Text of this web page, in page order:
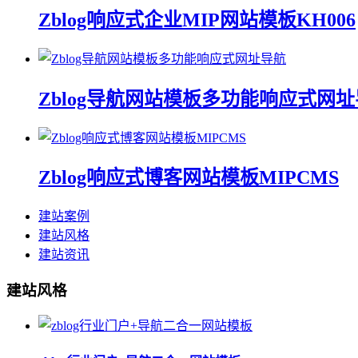
Zblog响应式企业MIP网站模板KH006
Zblog导航网站模板多功能响应式网
Zblog响应式博客网站模板MIPCMS
建站案例
建站风格
建站资讯
建站风格